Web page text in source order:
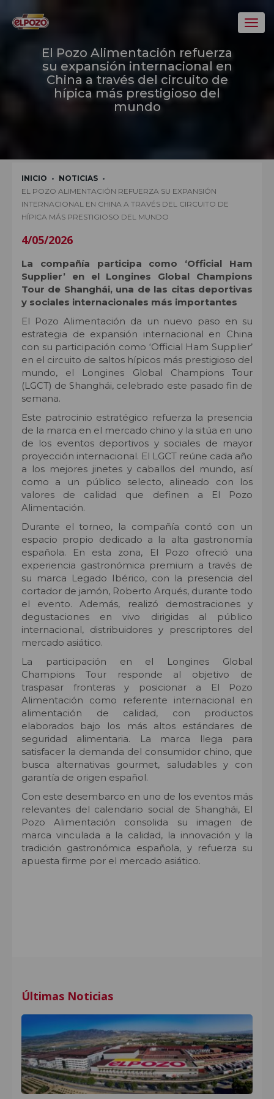
El Pozo Alimentación refuerza
su expansión internacional en
China a través del circuito de
hípica más prestigioso del
mundo
INICIO
NOTICIAS
EL POZO ALIMENTACIÓN REFUERZA SU EXPANSIÓN
INTERNACIONAL EN CHINA A TRAVÉS DEL CIRCUITO DE
HÍPICA MÁS PRESTIGIOSO DEL MUNDO
4/05/2026
La compañía participa como ‘Official Ham
Supplier’ en el Longines Global Champions
Tour de Shanghái, una de las citas deportivas
y sociales internacionales más importantes
El Pozo Alimentación da un nuevo paso en su
estrategia de expansión internacional en China
con su participación como ‘Official Ham Supplier’
en el circuito de saltos hípicos más prestigioso del
mundo, el Longines Global Champions Tour
(LGCT) de Shanghái, celebrado este pasado fin de
semana.
Este patrocinio estratégico refuerza la presencia
de la marca en el mercado chino y la sitúa en uno
de los eventos deportivos y sociales de mayor
proyección internacional. El LGCT reúne cada año
a los mejores jinetes y caballos del mundo, así
como a un público selecto, alineado con los
valores de calidad que definen a El Pozo
Alimentación.
Durante el torneo, la compañía contó con un
espacio propio dedicado a la alta gastronomía
española. En esta zona, El Pozo ofreció una
experiencia gastronómica premium a través de
su marca Legado Ibérico, con la presencia del
cortador de jamón, Roberto Arqués, durante todo
el evento. Además, realizó demostraciones y
degustaciones en vivo dirigidas al público
internacional, distribuidores y prescriptores del
mercado asiático.
La participación en el Longines Global
Champions Tour responde al objetivo de
traspasar fronteras y posicionar a El Pozo
Alimentación como referente internacional en
alimentación de calidad, con productos
elaborados bajo los más altos estándares de
seguridad alimentaria. La marca llega para
satisfacer la demanda del consumidor chino, que
busca alternativas gourmet, saludables y con
garantía de origen español.
Con este desembarco en uno de los eventos más
relevantes del calendario social de Shanghái, El
Pozo Alimentación consolida su imagen de
marca vinculada a la calidad, la innovación y la
tradición gastronómica española, y refuerza su
apuesta firme por el mercado asiático.
Últimas Noticias